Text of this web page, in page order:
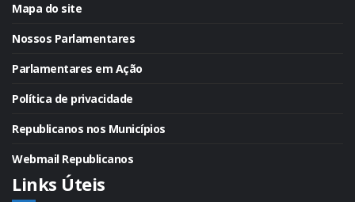
Mapa do site
Nossos Parlamentares
Parlamentares em Ação
Política de privacidade
Republicanos nos Municípios
Webmail Republicanos
Links Úteis